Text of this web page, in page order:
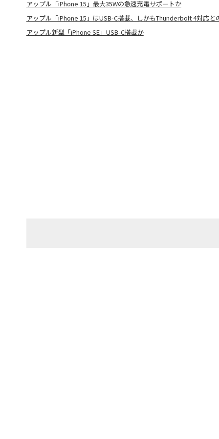
アップル「iPhone 15」最大35Wの急速充電サポートか
アップル「iPhone 15」はUSB-C搭載、しかもThunderbolt 4対応と
アップル新型「iPhone SE」USB-C搭載か